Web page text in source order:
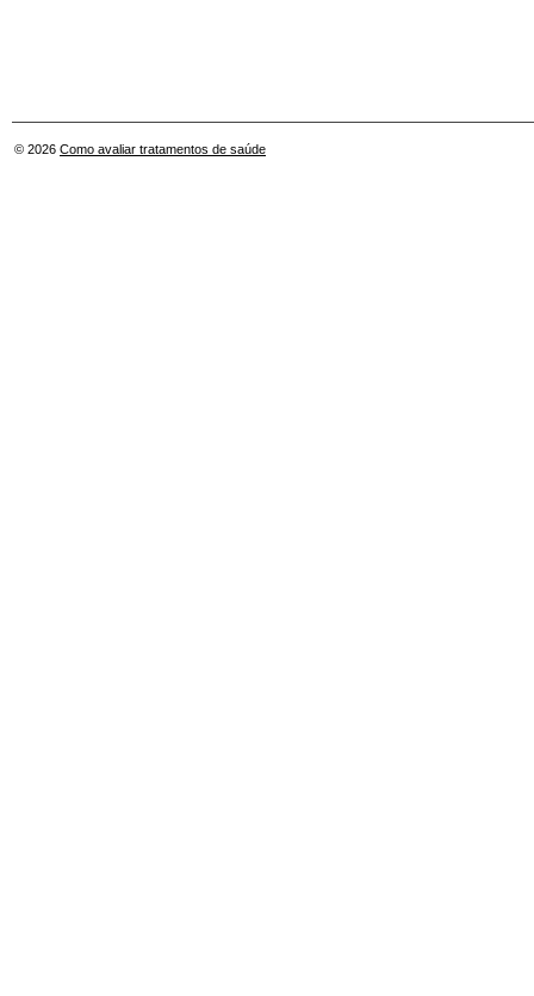
© 2026 Como avaliar tratamentos de saúde